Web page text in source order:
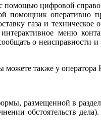
помощью цифровой
помощник
газа и
меню
о неисправности
также у оператора
размещенной в
обстоятельств